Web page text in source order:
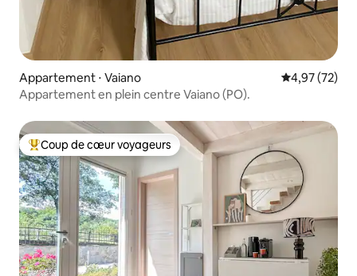
Appartement ⋅ Vaiano Évaluation
4,97 (72)
Appartement en plein centre Vaiano (PO).
Coups de cœur voyageurs les plus appréciés
Coup de cœur voyageurs